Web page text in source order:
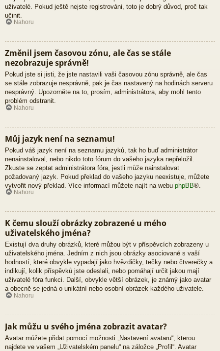
uživatelé. Pokud ještě nejste registrováni, toto je dobrý důvod, proč tak
učinit.
Nahoru
Změnil jsem časovou zónu, ale čas se stále
nezobrazuje správně!
Pokud jste si jisti, že jste nastavili vaši časovou zónu správně, ale čas
se stále zobrazuje nesprávně, pak je čas nastavený na hodinách serveru
nesprávný. Upozorněte na to, prosím, administrátora, aby mohl tento
problém odstranit.
Nahoru
Můj jazyk není na seznamu!
Pokud váš jazyk není na seznamu jazyků, tak ho buď administrátor
nenainstaloval, nebo nikdo toto fórum do vašeho jazyka nepřeložil.
Zkuste se zeptat administrátora fóra, jestli může nainstalovat
požadovaný jazyk. Pokud překlad do vašeho jazyku neexistuje, můžete
vytvořit nový překlad. Více informací můžete najít na webu phpBB®.
Nahoru
K čemu slouží obrázky zobrazené u mého
uživatelského jména?
Existují dva druhy obrázků, které můžou být v příspěvcích zobrazeny u
uživatelského jména. Jedním z nich jsou obrázky asociované s vaší
hodností, které obvykle vypadají jako hvězdičky, tečky nebo čtverečky a
indikují, kolik příspěvků jste odeslali, nebo pomáhají určit jakou mají
uživatelé fóra funkci. Další, obvykle větší obrázek, je známý jako avatar
a obecně se jedná o unikátní nebo osobní obrázek každého uživatele.
Nahoru
Jak můžu u svého jména zobrazit avatar?
Avatar můžete přidat pomocí možnosti „Nastavení avataru“, kterou
najdete ve vašem „Uživatelském panelu“ na záložce „Profil“. Avatar